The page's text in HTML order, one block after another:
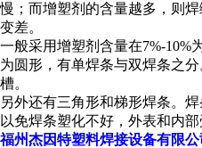
慢；而增塑剂的含量越多，则
变差。
一般采用增塑剂含量在7%-10%
为圆形，有单焊条与双焊条之
槽。
另外还有三角形和梯形焊条。焊
以免焊条塑化不好，外表和内部
福州杰因特塑料焊接设备有限公